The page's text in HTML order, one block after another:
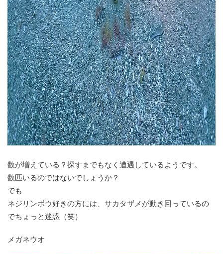
数が増えている？探すまでもなく遭遇しているようです。
数匹いるのではないでしょうか？
でも
ネジリンボウ好きの方には、サカタザメが動き回っているの
でちょっと迷惑（笑）
メガネウオ